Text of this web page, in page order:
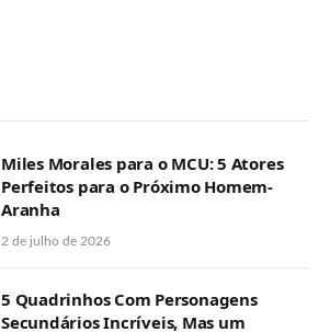
Miles Morales para o MCU: 5 Atores
Perfeitos para o Próximo Homem-
Aranha
2 de julho de 2026
5 Quadrinhos Com Personagens
Secundários Incríveis, Mas um